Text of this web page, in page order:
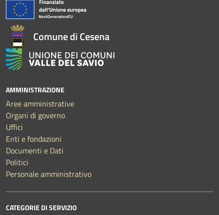
Comune di Cesena
AMMINISTRAZIONE
Aree amministrative
Organi di governo
Uffici
Enti e fondazioni
Documenti e Dati
Politici
Personale amministrativo
CATEGORIE DI SERVIZIO